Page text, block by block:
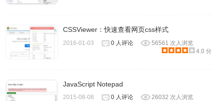
CSSViewer：快速查看网页css样式
2016-01-03 0 人评论
56561 次人浏览
4.0 分
JavaScript Notepad
2015-08-08 0 人评论
26032 次人浏览